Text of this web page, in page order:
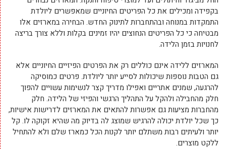
בקפידה ומכילים את כל הפריטים החיוניים שמאפשרים ליולדת
התמקדות במנוחה ובהתחברות לתינוק החדש. הבחירה במארזים אלו
מבטיחה כי כל הפריטים הנחוצים יהיו זמינים בקלות וללא צורך בריצה
לחנויות בזמן הלידה.
המארזים ללידה אינם כוללים רק את הפרטים הפיזיים החיוניים אלא
גם הטבות נוספות שיכולות לסייע יותר ליולדת. פרטים כמוסיקה
להרגעה, שמנים אתריים ואפילו מדריך קצר לנשימות עשויים להפוך
חלק מהחבילה ולהקל על התהליך הרגשי והפיזי של הלידה. חלק
מהחברות מציעות גם אפשרות להתאים את המארזים לדרישות אישיות,
כך שכל יולדת יכולה להרגיש שמוצג לה בדיוק מה שהיא זקוקה לו. קל
יותר ולעיתים רבות משתלם יותר לקנות הכל כמארז שלם ולא להתחיל
ללקט מוצרים.